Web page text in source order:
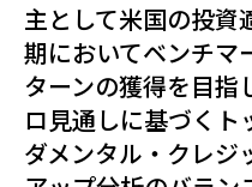
主として米国の投資
期においてベンチマ
ターンの獲得を目指
ロ見通しに基づくト
ダメンタル・クレジ